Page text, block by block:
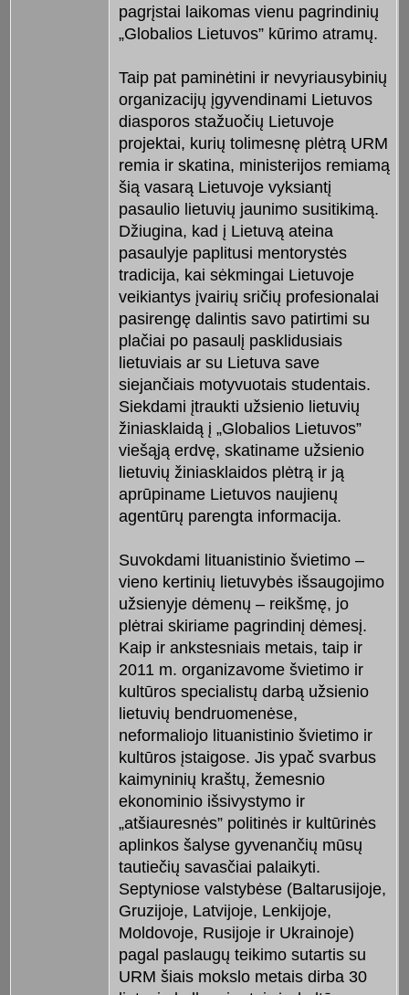
pagrįstai laikomas vienu pagrindinių
„Globalios Lietuvos” kūrimo atramų.
Taip pat paminėtini ir nevyriausybinių
organizacijų įgyvendinami Lietuvos
diasporos stažuočių Lietuvoje
projektai, kurių tolimesnę plėtrą URM
remia ir skatina, ministerijos remiamą
šią vasarą Lietuvoje vyksiantį
pasaulio lietuvių jaunimo susitikimą.
Džiugina, kad į Lietuvą ateina
pasaulyje paplitusi mentorystės
tradicija, kai sėkmingai Lietuvoje
veikiantys įvairių sričių profesionalai
pasirengę dalintis savo patirtimi su
plačiai po pasaulį pasklidusiais
lietuviais ar su Lietuva save
siejančiais motyvuotais studentais.
Siekdami įtraukti užsienio lietuvių
žiniasklaidą į „Globalios Lietuvos”
viešąją erdvę, skatiname užsienio
lietuvių žiniasklaidos plėtrą ir ją
aprūpiname Lietuvos naujienų
agentūrų parengta informacija.
Suvokdami lituanistinio švietimo –
vieno kertinių lietuvybės išsaugojimo
užsienyje dėmenų – reikšmę, jo
plėtrai skiriame pagrindinį dėmesį.
Kaip ir ankstesniais metais, taip ir
2011 m. organizavome švietimo ir
kultūros specialistų darbą užsienio
lietuvių bendruomenėse,
neformaliojo lituanistinio švietimo ir
kultūros įstaigose. Jis ypač svarbus
kaimyninių kraštų, žemesnio
ekonominio išsivystymo ir
„atšiauresnės” politinės ir kultūrinės
aplinkos šalyse gyvenančių mūsų
tautiečių savasčiai palaikyti.
Septyniose valstybėse (Baltarusijoje,
Gruzijoje, Latvijoje, Lenkijoje,
Moldovoje, Rusijoje ir Ukrainoje)
pagal paslaugų teikimo sutartis su
URM šiais mokslo metais dirba 30